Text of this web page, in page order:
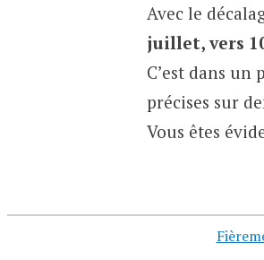
Avec le
juillet, vers
C’est dans un
précises sur
Vous êtes